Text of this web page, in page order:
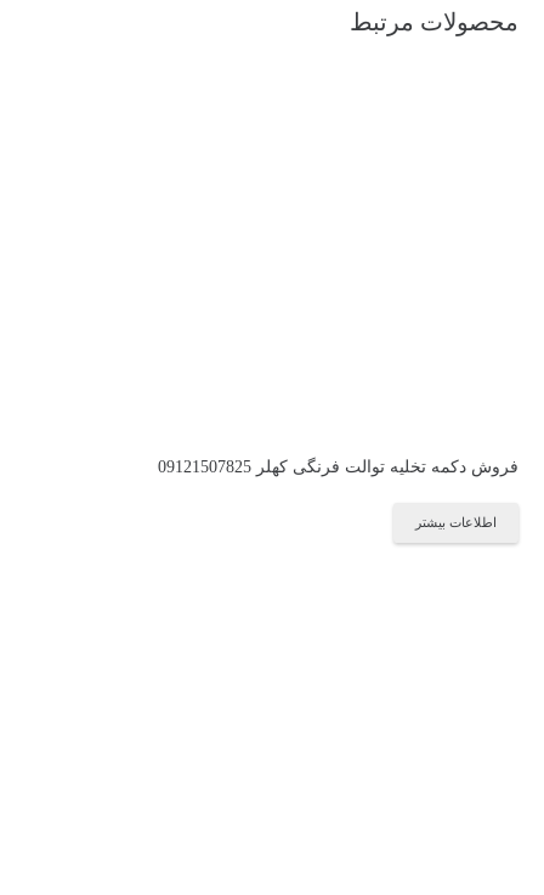
محصولات مرتبط
فروش دکمه تخلیه توالت فرنگی کهلر 09121507825
اطلاعات بیشتر